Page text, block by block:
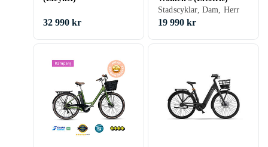
32 990 kr
Stadscyklar, Dam, Herr
19 990 kr